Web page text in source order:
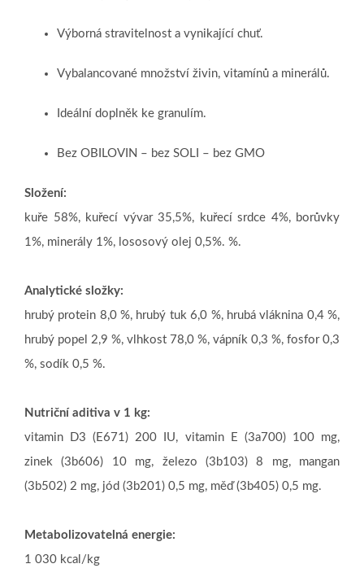
Výborná stravitelnost a vynikající chuť.
Vybalancované množství živin, vitamínů a minerálů.
Ideální doplněk ke granulím.
Bez OBILOVIN – bez SOLI – bez GMO
Složení:
kuře 58%, kuřecí vývar 35,5%, kuřecí srdce 4%, borůvky
1%, minerály 1%, lososový olej 0,5%. %.
Analytické složky:
hrubý protein 8,0 %, hrubý tuk 6,0 %, hrubá vláknina 0,4 %,
hrubý popel 2,9 %, vlhkost 78,0 %, vápník 0,3 %, fosfor 0,3
%, sodík 0,5 %.
Nutriční aditiva v 1 kg:
vitamin D3 (E671) 200 IU, vitamin E (3a700) 100 mg,
zinek (3b606) 10 mg, železo (3b103) 8 mg, mangan
(3b502) 2 mg, jód (3b201) 0,5 mg, měď (3b405) 0,5 mg.
Metabolizovatelná energie:
1 030 kcal/kg